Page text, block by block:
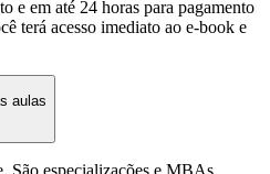
e em até 24 horas para pagamento
terá acesso imediato ao e-book e
aulas